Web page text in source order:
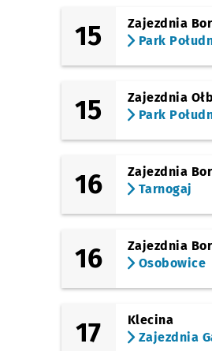
15
Zajezdnia
Park
15
Zajezdnia
Park
16
Zajezdnia
Tarnogaj
16
Zajezdnia
Osobowice
17
Klecina
Zajezdnia